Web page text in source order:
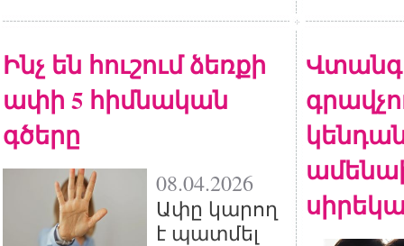
Ինչ են հուշում ձեռքի
ափի 5 հիմնական
գծերը
08.04.2026
Ափը կարող
է պատմել